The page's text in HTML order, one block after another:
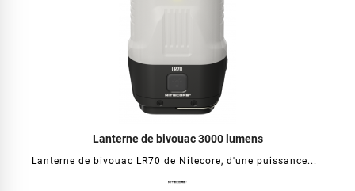
Lanterne de bivouac 3000 lumens
Lanterne de bivouac LR70 de Nitecore, d'une puissance...